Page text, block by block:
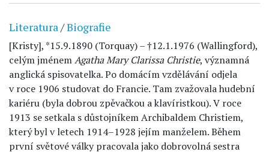
Literatura/Biografie
[Kristy], *15.9.1890 (Torquay) – †12.1.1976 (Wallingford),
celým jménemAgatha Mary Clarissa Christie, významná
anglická spisovatelka. Po domácím vzdělávání odjela
v roce 1906 studovat do Francie. Tam zvažovala hudební
kariéru (byla dobrou zpěvačkou a klavíristkou). V roce
1913 se setkala s důstojníkem Archibaldem Christiem,
který byl v letech 1914–1928 jejím manželem. Během
první světové války pracovala jako dobrovolná sestra